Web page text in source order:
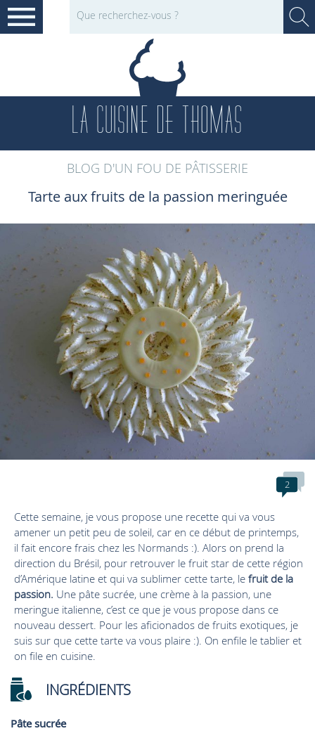
LA CUISINE DE THOMAS
BLOG D'UN FOU DE PÂTISSERIE
Tarte aux fruits de la passion meringuée
2
Cette semaine, je vous propose une recette qui va vous
amener un petit peu de soleil, car en ce début de printemps,
il fait encore frais chez les Normands :). Alors on prend la
direction du Brésil, pour retrouver le fruit star de cette région
d’Amérique latine et qui va sublimer cette tarte, le fruit de la
passion. Une pâte sucrée, une crème à la passion, une
meringue italienne, c’est ce que je vous propose dans ce
nouveau dessert. Pour les aficionados de fruits exotiques, je
suis sur que cette tarte va vous plaire :). On enfile le tablier et
on file en cuisine.
INGRÉDIENTS
Pâte sucrée